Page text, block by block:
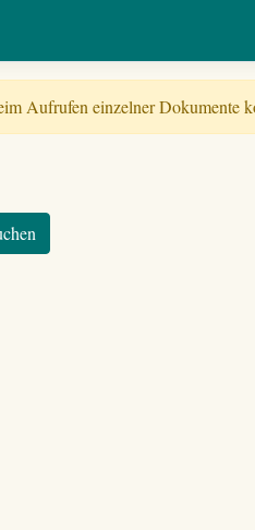
Aufrufen einzelner Dokumente